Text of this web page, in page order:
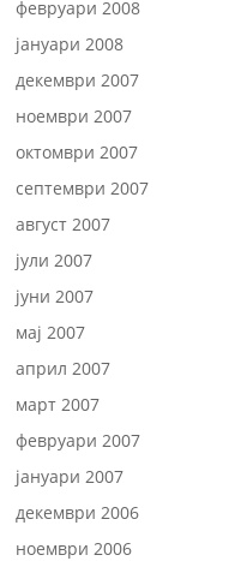
февруари 2008
јануари 2008
декември 2007
ноември 2007
октомври 2007
септември 2007
август 2007
јули 2007
јуни 2007
мај 2007
април 2007
март 2007
февруари 2007
јануари 2007
декември 2006
ноември 2006